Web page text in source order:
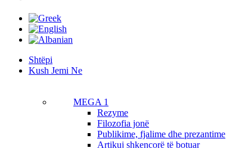
Menu
Menu
Shtëpi
Kush Jemi Ne
MEGA 1
Rezyme
Filozofia jonë
Publikime, fjalime dhe prezantime
Artikuj shkencorë të botuar